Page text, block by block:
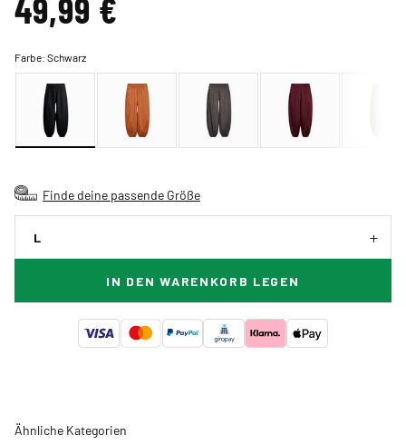
49,99 €
Farbe:Schwarz
Finde deine passende Größe
L
IN DEN WARENKORB LEGEN
Ähnliche Kategorien